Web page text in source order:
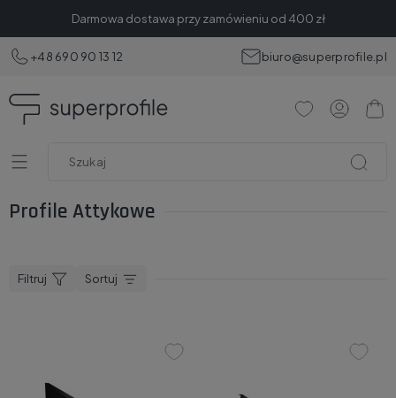
Darmowa dostawa przy zamówieniu od 400 zł
+48 690 90 13 12 biuro@superprofile.pl
Profile Attykowe
Filtruj Sortuj